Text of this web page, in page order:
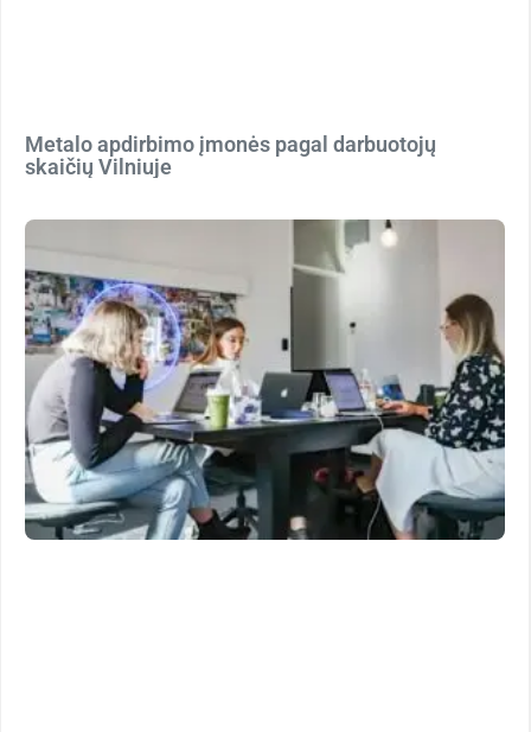
Metalo apdirbimo įmonės pagal darbuotojų
skaičių Vilniuje